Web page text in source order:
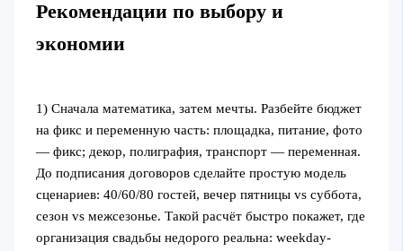
Рекомендации по выбору и
экономии
1) Сначала математика, затем мечты. Разбейте бюджет
на фикс и переменную часть: площадка, питание, фото
— фикс; декор, полиграфия, транспорт — переменная.
До подписания договоров сделайте простую модель
сценариев: 40/60/80 гостей, вечер пятницы vs суббота,
сезон vs межсезонье. Такой расчёт быстро покажет, где
организация свадьбы недорого реальна: weekday-